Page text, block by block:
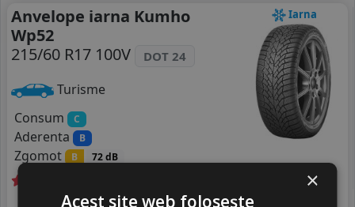
Iarna
Anvelope iarna Kumho
Wp52
215/60 R17 100V
DOT 24
Turisme
Consum
C
Aderenta B
Zgomot B 72 dB
Livrare gratuită * Ultima bucata!
×
Acest site web folosește